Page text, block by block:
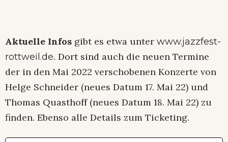
Aktuelle Infos gibt es etwa unter www.jazzfest-
rottweil.de. Dort sind auch die neuen Termine
der in den Mai 2022 verschobenen Konzerte von
Helge Schneider (neues Datum 17. Mai 22) und
Thomas Quasthoff (neues Datum 18. Mai 22) zu
finden. Ebenso alle Details zum Ticketing.